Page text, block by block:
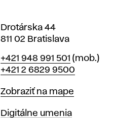
Drotárska 44
811 02 Bratislava
Telefón
+421 948 991 501 (mob.)
+421 2 6829 9500
Mapa
Zobraziť na mape
Katedry
Digitálne umenia